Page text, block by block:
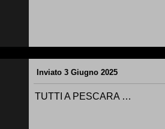
Inviato 3 Giugno 2025
TUTTI A PESCARA …